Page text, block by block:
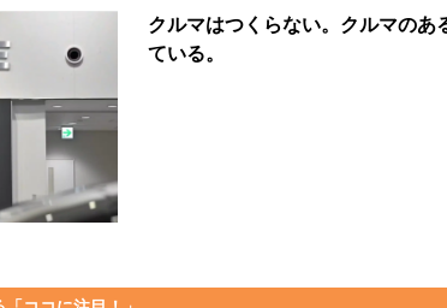
クルマはつくらない。クルマのあ
ている。